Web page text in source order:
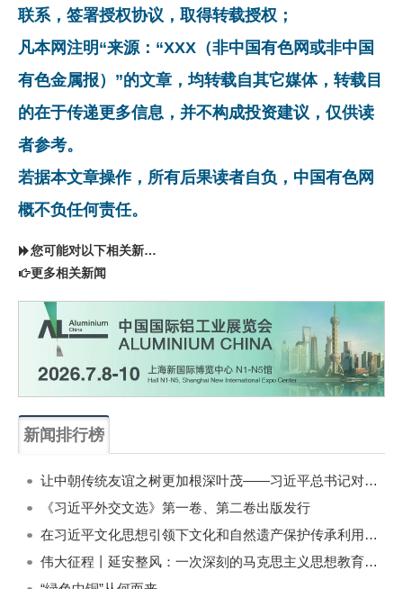
联系，签署授权协议，取得转载授权；
凡本网注明“来源：“XXX（非中国有色网或非中国
有色金属报）”的文章，均转载自其它媒体，转载目
的在于传递更多信息，并不构成投资建议，仅供读
者参考。
若据本文章操作，所有后果读者自负，中国有色网
概不负任何责任。
您可能对以下相关新闻同样感兴趣
更多相关新闻
新闻排行榜
让中朝传统友谊之树更加根深叶茂——习近平总书记对朝鲜进行国事访问纪实
《习近平外交文选》第一卷、第二卷出版发行
在习近平文化思想引领下文化和自然遗产保护传承利用工作开创新局面
伟大征程丨延安整风：一次深刻的马克思主义思想教育运动